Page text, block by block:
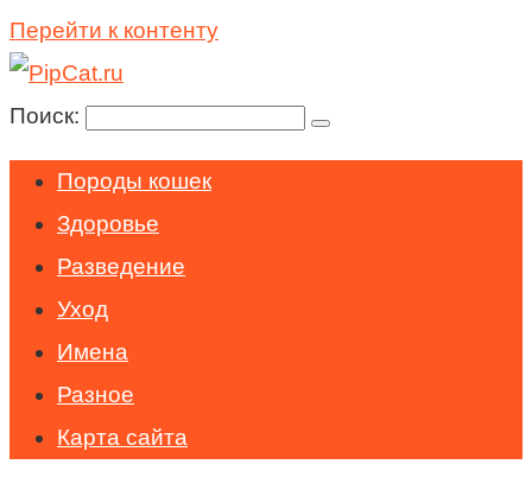
Перейти к контенту
Поиск:
Породы кошек
Здоровье
Разведение
Уход
Имена
Разное
Карта сайта